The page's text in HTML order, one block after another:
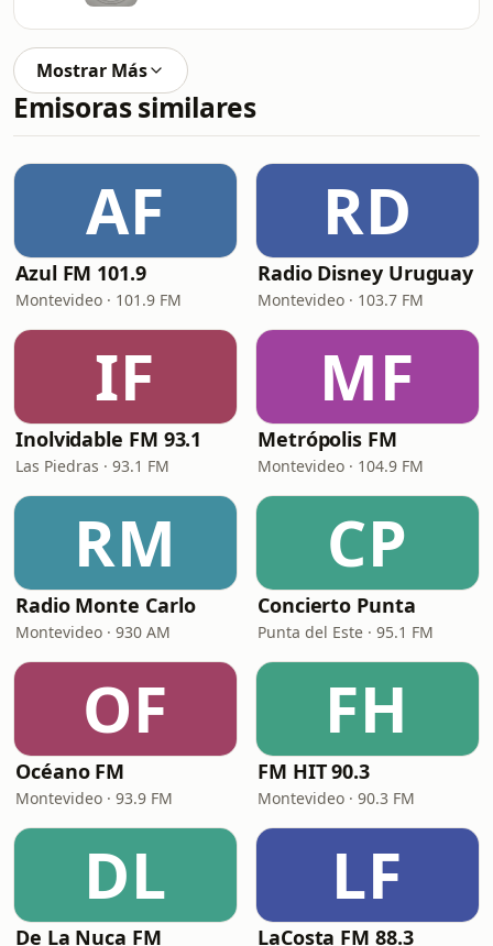
Mostrar Más
Emisoras similares
AF
Azul FM 101.9
Montevideo · 101.9 FM
RD
Radio Disney Uruguay
Montevideo · 103.7 FM
IF
Inolvidable FM 93.1
Las Piedras · 93.1 FM
MF
Metrópolis FM
Montevideo · 104.9 FM
RM
Radio Monte Carlo
Montevideo · 930 AM
CP
Concierto Punta
Punta del Este · 95.1 FM
OF
Océano FM
Montevideo · 93.9 FM
FH
FM HIT 90.3
Montevideo · 90.3 FM
DL
De La Nuca FM
LF
LaCosta FM 88.3